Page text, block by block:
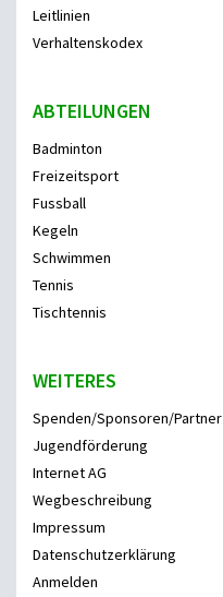
Leitlinien
Verhaltenskodex
ABTEILUNGEN
Badminton
Freizeitsport
Fussball
Kegeln
Schwimmen
Tennis
Tischtennis
WEITERES
Spenden/Sponsoren/Partner
Jugendförderung
Internet AG
Wegbeschreibung
Impressum
Datenschutzerklärung
Anmelden